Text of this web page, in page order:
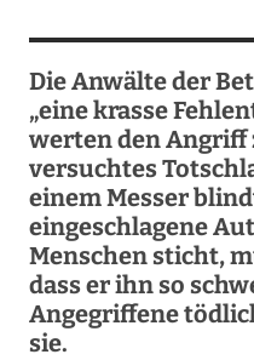
Die Anwälte der
„eine krasse
werten den Angriff
versuchtes
einem Messer
eingeschlagene
Menschen sticht,
dass er ihn so
Angegriffene
sie.